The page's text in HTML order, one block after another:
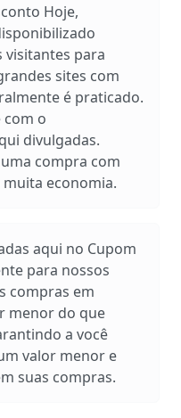
Hoje,
para
sites com
é praticado.
com o
divulgadas.
compra com
economia.
aqui no Cupom
para nossos
compras em
menor do que
a você
valor menor e
suas compras.